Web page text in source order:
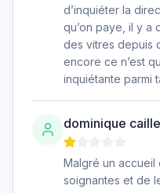
d’inquiéter la
qu’on paye, il y a
des vitres depuis
encore ce n’est
inquiétante parmi
dominique
Malgré un accueil
soignantes et de